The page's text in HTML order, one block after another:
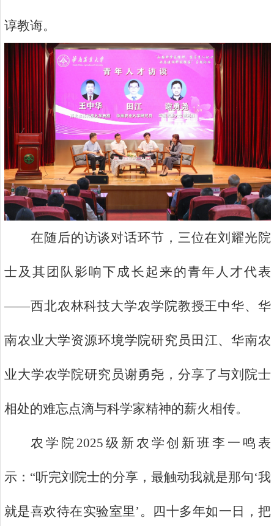
谆教诲。
在随后的访谈对话环节，三位在刘耀光院
士及其团队影响下成长起来的青年人才代表
——西北农林科技大学农学院教授王中华、华
南农业大学资源环境学院研究员田江、华南农
业大学农学院研究员谢勇尧，分享了与刘院士
相处的难忘点滴与科学家精神的薪火相传。
农学院2025级新农学创新班李一鸣表
示：“听完刘院士的分享，最触动我就是那句‘我
就是喜欢待在实验室里’。四十多年如一日，把